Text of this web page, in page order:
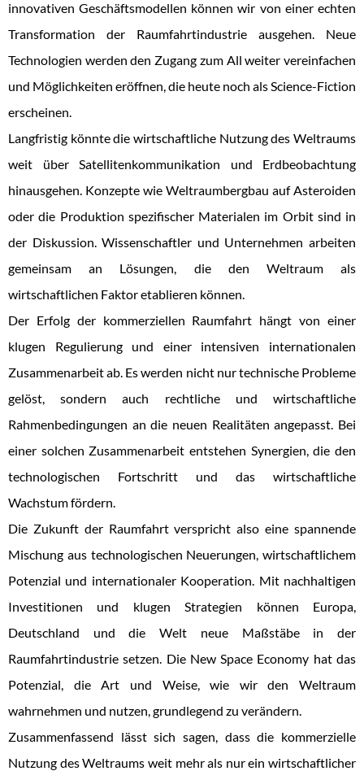
innovativen Geschäftsmodellen können wir von einer echten
Transformation der Raumfahrtindustrie ausgehen. Neue
Technologien werden den Zugang zum All weiter vereinfachen
und Möglichkeiten eröffnen, die heute noch als Science-Fiction
erscheinen.
Langfristig könnte die wirtschaftliche Nutzung des Weltraums
weit über Satellitenkommunikation und Erdbeobachtung
hinausgehen. Konzepte wie Weltraumbergbau auf Asteroiden
oder die Produktion spezifischer Materialen im Orbit sind in
der Diskussion. Wissenschaftler und Unternehmen arbeiten
gemeinsam an Lösungen, die den Weltraum als
wirtschaftlichen Faktor etablieren können.
Der Erfolg der kommerziellen Raumfahrt hängt von einer
klugen Regulierung und einer intensiven internationalen
Zusammenarbeit ab. Es werden nicht nur technische Probleme
gelöst, sondern auch rechtliche und wirtschaftliche
Rahmenbedingungen an die neuen Realitäten angepasst. Bei
einer solchen Zusammenarbeit entstehen Synergien, die den
technologischen Fortschritt und das wirtschaftliche
Wachstum fördern.
Die Zukunft der Raumfahrt verspricht also eine spannende
Mischung aus technologischen Neuerungen, wirtschaftlichem
Potenzial und internationaler Kooperation. Mit nachhaltigen
Investitionen und klugen Strategien können Europa,
Deutschland und die Welt neue Maßstäbe in der
Raumfahrtindustrie setzen. Die New Space Economy hat das
Potenzial, die Art und Weise, wie wir den Weltraum
wahrnehmen und nutzen, grundlegend zu verändern.
Zusammenfassend lässt sich sagen, dass die kommerzielle
Nutzung des Weltraums weit mehr als nur ein wirtschaftlicher